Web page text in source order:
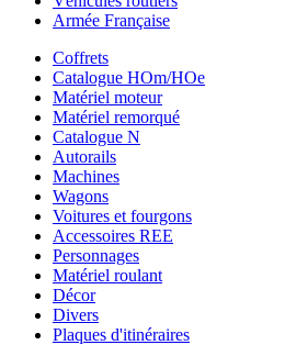
Armée Française
Coffrets
Catalogue HOm/HOe
Matériel moteur
Matériel remorqué
Catalogue N
Autorails
Machines
Wagons
Voitures et fourgons
Accessoires REE
Personnages
Matériel roulant
Décor
Divers
Plaques d'itinéraires